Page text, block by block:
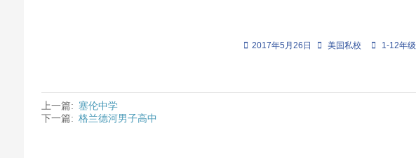
2017年5月26日 美国私校 1-12年级
上一篇: 塞伦中学
下一篇: 格兰德河男子高中